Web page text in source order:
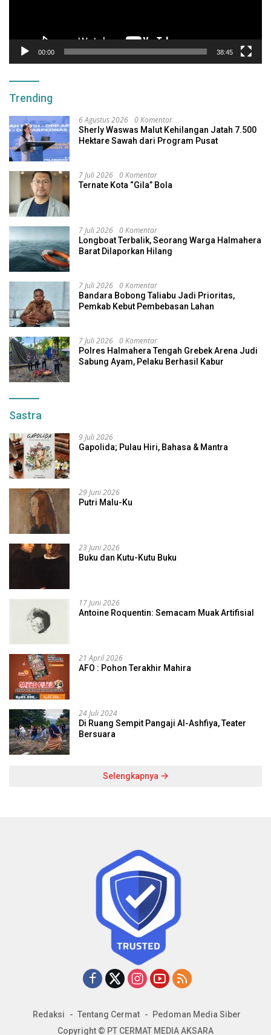
00:00 38:45
Trending
6 Agustus 2026 0 Komentar
Sherly Waswas Malut Kehilangan Jatah 7.500
Hektare Sawah dari Program Pusat
7 Juli 2026 0 Komentar
Ternate Kota “Gila” Bola
7 Juli 2026 0 Komentar
Longboat Terbalik, Seorang Warga Halmahera
Barat Dilaporkan Hilang
7 Juli 2026 0 Komentar
Bandara Bobong Taliabu Jadi Prioritas,
Pemkab Kebut Pembebasan Lahan
7 Juli 2026 0 Komentar
Polres Halmahera Tengah Grebek Arena Judi
Sabung Ayam, Pelaku Berhasil Kabur
Sastra
9 Juli 2026
Gapolida; Pulau Hiri, Bahasa & Mantra
29 Juni 2026
Putri Malu-Ku
23 Juni 2026
Buku dan Kutu-Kutu Buku
17 Juni 2026
Antoine Roquentin: Semacam Muak Artifisial
21 April 2026
AFO : Pohon Terakhir Mahira
24 Juli 2024
Di Ruang Sempit Pangaji Al-Ashfiya, Teater
Bersuara
Selengkapnya
Redaksi Tentang Cermat
Pedoman Media Siber
Copyright © PT CERMAT MEDIA AKSARA